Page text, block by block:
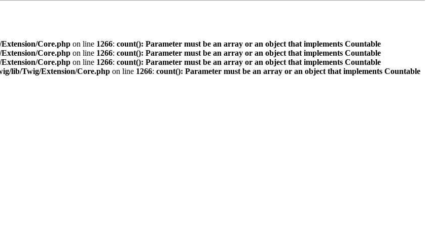
Core.php on line 1266: count(): Parameter must be an array or an object that implements Countable
Core.php on line 1266: count(): Parameter must be an array or an object that implements Countable
Core.php on line 1266: count(): Parameter must be an array or an object that implements Countable
lib/Twig/Extension/Core.php on line 1266: count(): Parameter must be an array or an object that implements Countable